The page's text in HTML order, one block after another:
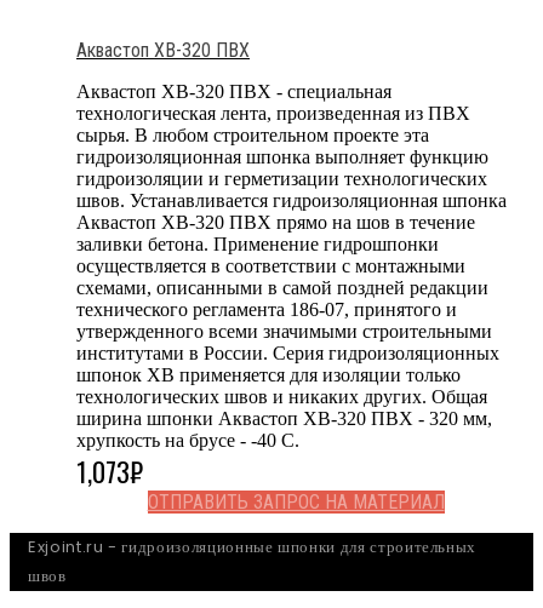
Аквастоп ХВ-320 ПВХ
Аквастоп ХВ-320 ПВХ - специальная
технологическая лента, произведенная из ПВХ
сырья. В любом строительном проекте эта
гидроизоляционная шпонка выполняет функцию
гидроизоляции и герметизации технологических
швов. Устанавливается гидроизоляционная шпонка
Аквастоп ХВ-320 ПВХ прямо на шов в течение
заливки бетона. Применение гидрошпонки
осуществляется в соответствии с монтажными
схемами, описанными в самой поздней редакции
технического регламента 186-07, принятого и
утвержденного всеми значимыми строительными
институтами в России. Серия гидроизоляционных
шпонок ХВ применяется для изоляции только
технологических швов и никаких других. Общая
ширина шпонки Аквастоп ХВ-320 ПВХ - 320 мм,
хрупкость на брусе - -40 С.
1,073₽
ОТПРАВИТЬ ЗАПРОС НА МАТЕРИАЛ
Exjoint.ru - гидроизоляционные шпонки для строительных
швов